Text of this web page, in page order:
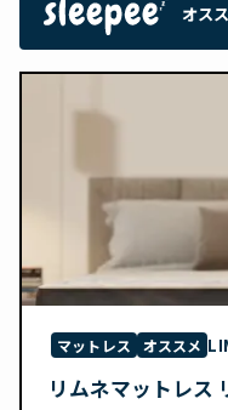
オス
マットレス オススメ
リムネマットレス